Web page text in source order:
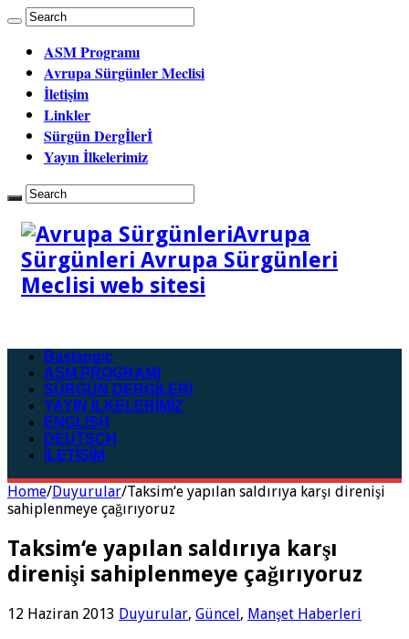
ASM Programı
Avrupa Sürgünler Meclisi
İletişim
Linkler
Sürgün Dergİlerİ
Yayın İlkelerimiz
Avrupa
Sürgünleri Avrupa Sürgünleri
Meclisi web sitesi
Başlangıç
ASM PROGRAMI
SÜRGÜN DERGİLERİ
YAYIN İLKELERİMİZ
ENGLISH
DEUTSCH
İLETİŞİM
Home/Duyurular/Taksim‘e yapılan saldırıya karşı direnişi
sahiplenmeye çağırıyoruz
Taksim‘e yapılan saldırıya karşı
direnişi sahiplenmeye çağırıyoruz
12 Haziran 2013 Duyurular, Güncel, Manşet Haberleri